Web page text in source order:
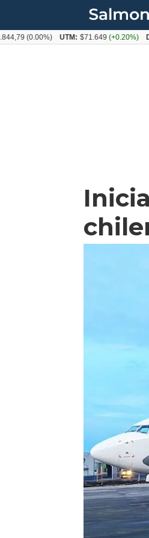
(0.00%) UTM: $71.649(+0.20%) Dólar: